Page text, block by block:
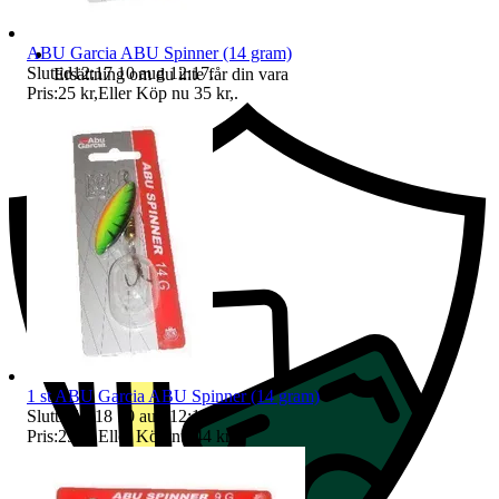
Ersättning om du inte får din vara
ABU Garcia ABU Spinner (14 gram)
Sluttid12:17 10 aug 12:17.
Pris:25 kr,Eller Köp nu 35 kr,.
1 st ABU Garcia ABU Spinner (14 gram)
Sluttid
12:18 10 aug 12:18
Pris:25 kr ,Eller Köp nu 44 kr